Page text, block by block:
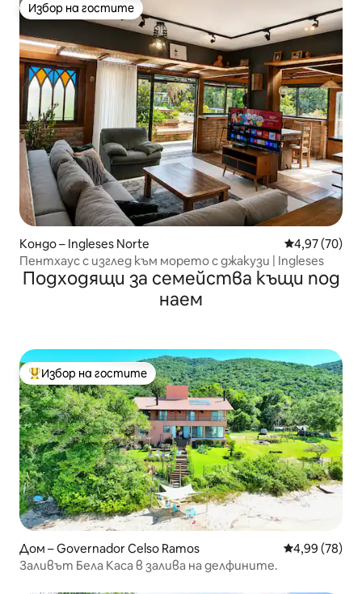
Избор на гостите
Избор на гостите
Кондо – Ingleses Norte Средна
4,97 (70)
Пентхаус с изглед към морето с джакузи | Ingleses
Подходящи за семейства къщи под
наем
Най-популярен избор на гостите
Избор на гостите
Дом – Governador Celso Ramos Средна
4,99 (78)
Заливът Бела Каса в залива на делфините.